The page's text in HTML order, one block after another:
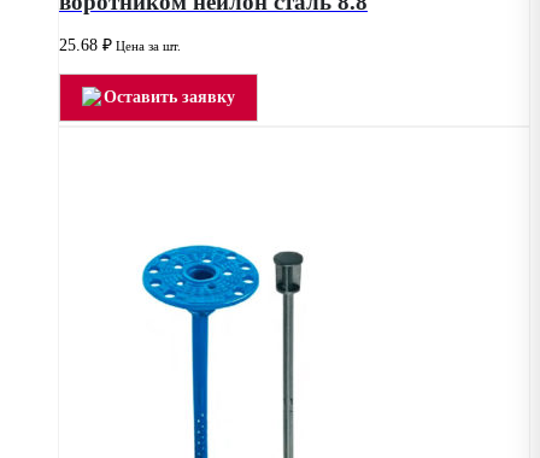
25.68 ₽ Цена за шт.
Оставить заявку